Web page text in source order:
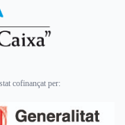
cofinançat per: